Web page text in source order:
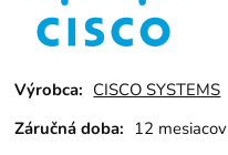
Výrobca: CISCO SYSTEMS
Záručná doba: 12 mesiacov